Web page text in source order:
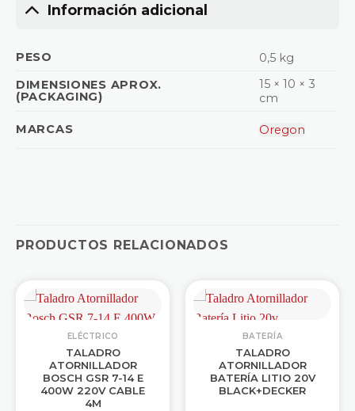
Información adicional
PESO
0,5 kg
DIMENSIONES APROX.
(PACKAGING)
15 × 10 × 3
cm
MARCAS Oregon
PRODUCTOS RELACIONADOS
ELÉCTRICO
TALADRO
ATORNILLADOR
BOSCH GSR 7-14 E
400W 220V CABLE
4M
BATERÍA
TALADRO
ATORNILLADOR
BATERÍA LITIO 20V
BLACK+DECKER